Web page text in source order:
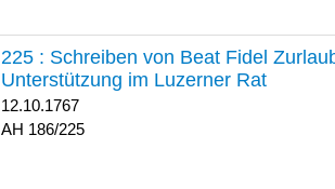
225 : Schreiben von Beat Fidel
Unterstützung im Luzerner Rat
12.10.1767
186/225